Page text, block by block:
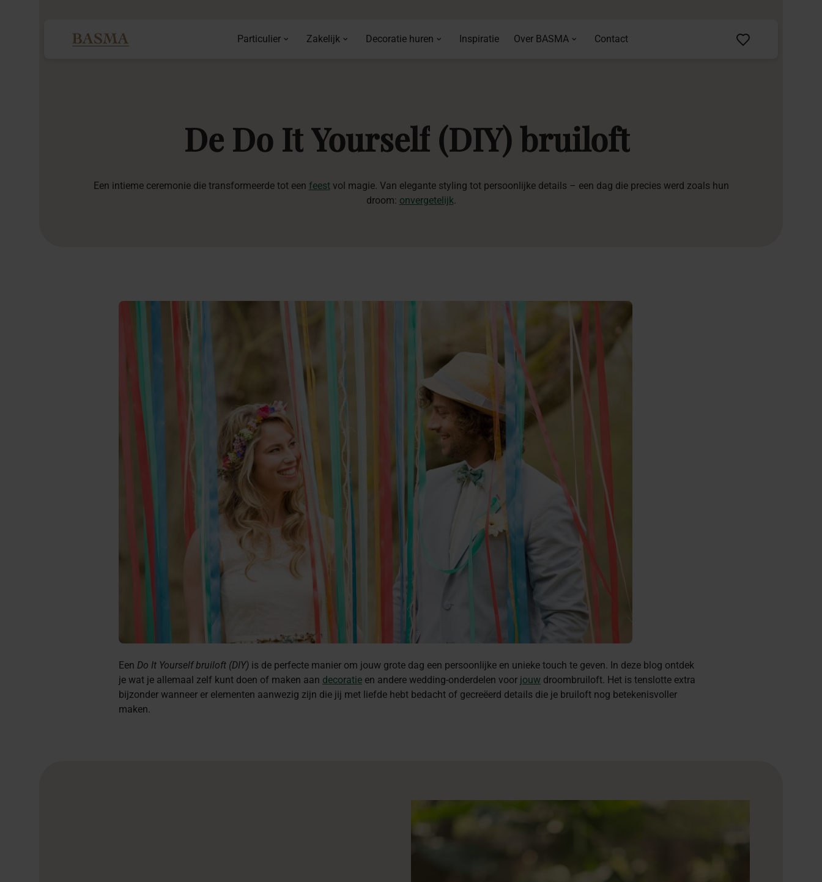
Particulier Zakelijk Decoratie huren Inspiratie Over BASMA Contact
De Do ItYourself (DIY)bruiloft
Een intieme ceremonie die transformeerde tot een feestvol magie. Van elegante styling tot persoonlijke details – een dag die precies werd zoals hun
droom: onvergetelijk.
Een Do It Yourself bruiloft (DIY) is de perfecte manier om jouw grote dag een persoonlijke en unieke touch te geven. In deze blog ontdek
je wat je allemaal zelf kunt doen of maken aan decoratie en andere wedding-onderdelen voor jouw droombruiloft. Het is tenslotte extra
bijzonder wanneer er elementen aanwezig zijn die jij met liefde hebt bedacht of gecreëerd details die je bruiloft nog betekenisvoller
maken.